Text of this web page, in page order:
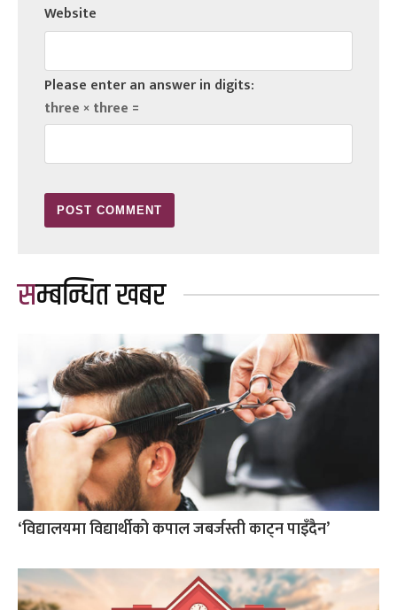
Website
Please enter an answer in digits:
three × three =
सम्बन्धित खबर
‘विद्यालयमा विद्यार्थीको कपाल जबर्जस्ती काट्न पाइँदैन’